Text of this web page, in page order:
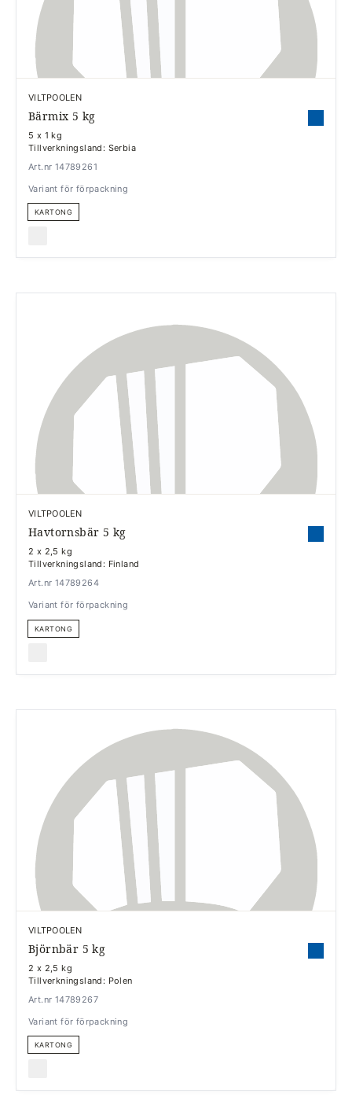
VILTPOOLEN
Bärmix 5 kg
5 x 1 kg
Tillverkningsland: Serbia
Art.nr 14789261
Variant för förpackning
KARTONG
VILTPOOLEN
Havtornsbär 5 kg
2 x 2,5 kg
Tillverkningsland: Finland
Art.nr 14789264
Variant för förpackning
KARTONG
VILTPOOLEN
Björnbär 5 kg
2 x 2,5 kg
Tillverkningsland: Polen
Art.nr 14789267
Variant för förpackning
KARTONG